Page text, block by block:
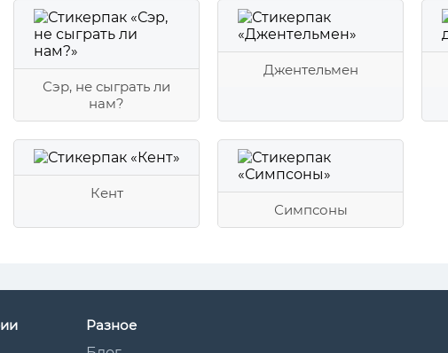
Сэр, не сыграть ли
нам?
Джентельмен
Кент
Симпсоны
Разное